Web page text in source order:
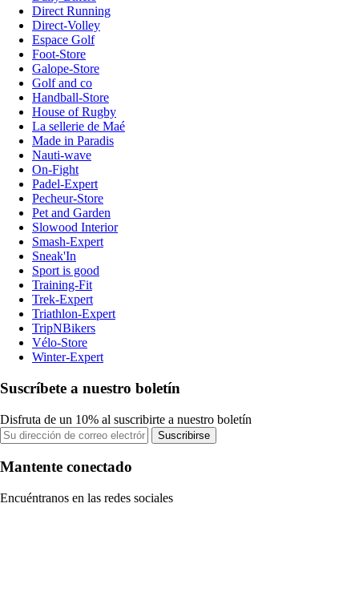
Direct Running
Direct-Volley
Espace Golf
Foot-Store
Galope-Store
Golf and co
Handball-Store
House of Rugby
La sellerie de Maé
Made in Paradis
Nauti-wave
On-Fight
Padel-Expert
Pecheur-Store
Pet and Garden
Slowood Interior
Smash-Expert
Sneak'In
Sport is good
Training-Fit
Trek-Expert
Triathlon-Expert
TripNBikers
Vélo-Store
Winter-Expert
Suscríbete a nuestro boletín
Disfruta de un 10% al suscribirte a nuestro boletín
Suscribirse
Mantente conectado
Encuéntranos en las redes sociales